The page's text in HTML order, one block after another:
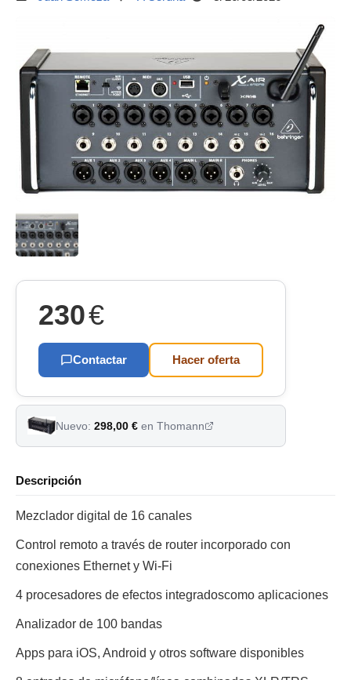
230€
Contactar Hacer oferta
Nuevo: 298,00 € en Thomann
Descripción
Mezclador digital de 16 canales
Control remoto a través de router incorporado con
conexiones Ethernet y Wi-Fi
4 procesadores de efectos integradoscomo aplicaciones
Analizador de 100 bandas
Apps para iOS, Android y otros software disponibles